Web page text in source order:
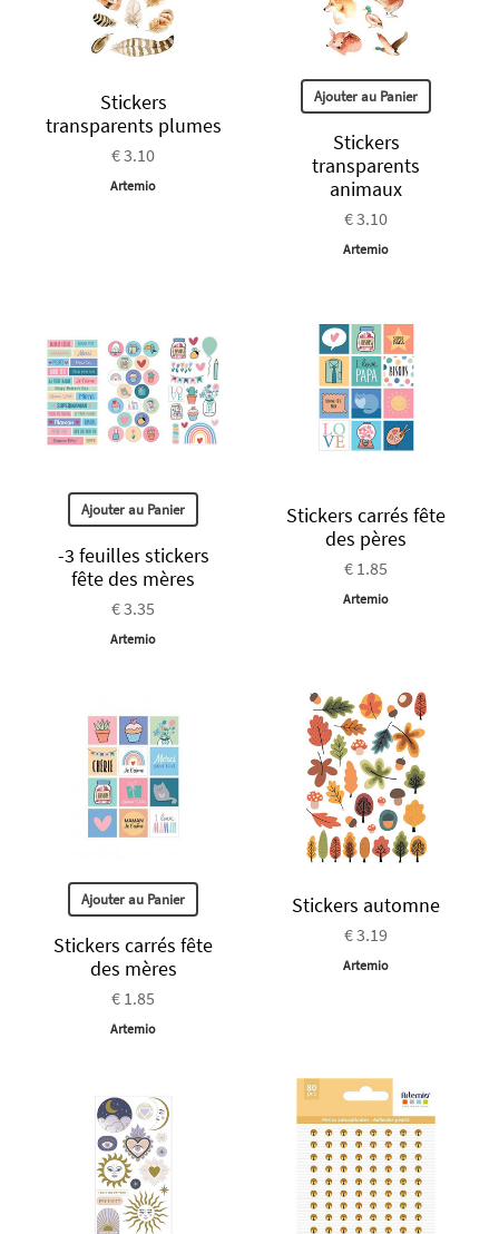
Stickers
transparents plumes
€ 3.10
Artemio
Ajouter au Panier
Stickers
transparents
animaux
€ 3.10
Artemio
Ajouter au Panier
-3 feuilles stickers
fête des mères
€ 3.35
Artemio
Stickers carrés fête
des pères
€ 1.85
Artemio
Ajouter au Panier
Stickers carrés fête
des mères
€ 1.85
Artemio
Stickers automne
€ 3.19
Artemio